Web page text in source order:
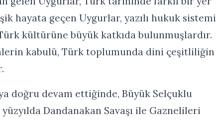
hayata geçen Uygurlar, yazılı hukuk sistemi
kültürüne büyük katkıda bulunmuşlardır.
kabulü, Türk toplumunda dini çeşitliliğin
doğru devam ettiğinde, Büyük Selçuklu
Dandanakan Savaşı ile Gaznelileri